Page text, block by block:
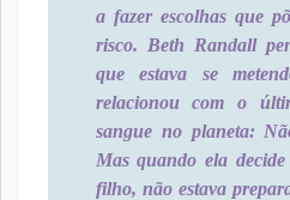
a fazer escolhas que
risco. Beth Randall
que estava se
relacionou com o
sangue no planeta:
Mas quando ela
filho, não estava